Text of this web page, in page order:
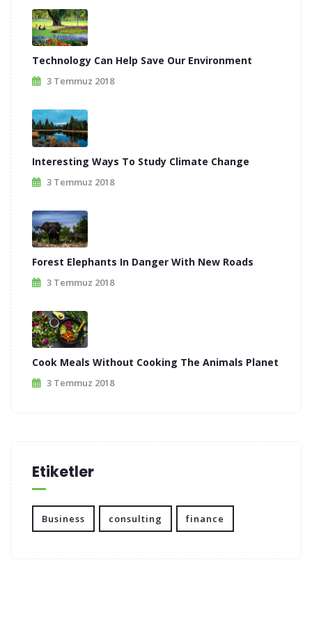
Technology Can Help Save Our Environment
3 Temmuz 2018
Interesting Ways To Study Climate Change
3 Temmuz 2018
Forest Elephants In Danger With New Roads
3 Temmuz 2018
Cook Meals Without Cooking The Animals Planet
3 Temmuz 2018
Etiketler
Business consulting finance